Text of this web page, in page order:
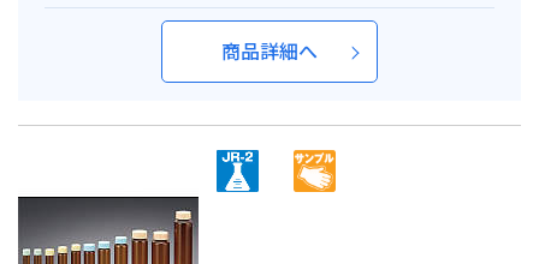
商品詳細へ